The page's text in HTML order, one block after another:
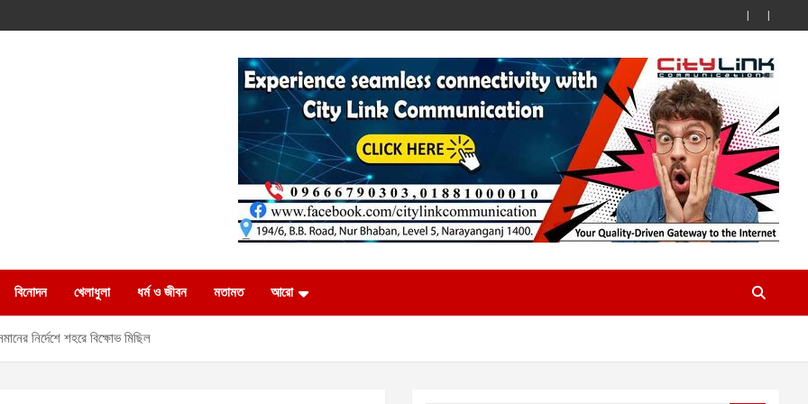
বিনোদন খেলাধুলা ধর্ম ও জীবন মতামত আরো
নির্দেশে শহরে বিক্ষোভ মিছিল